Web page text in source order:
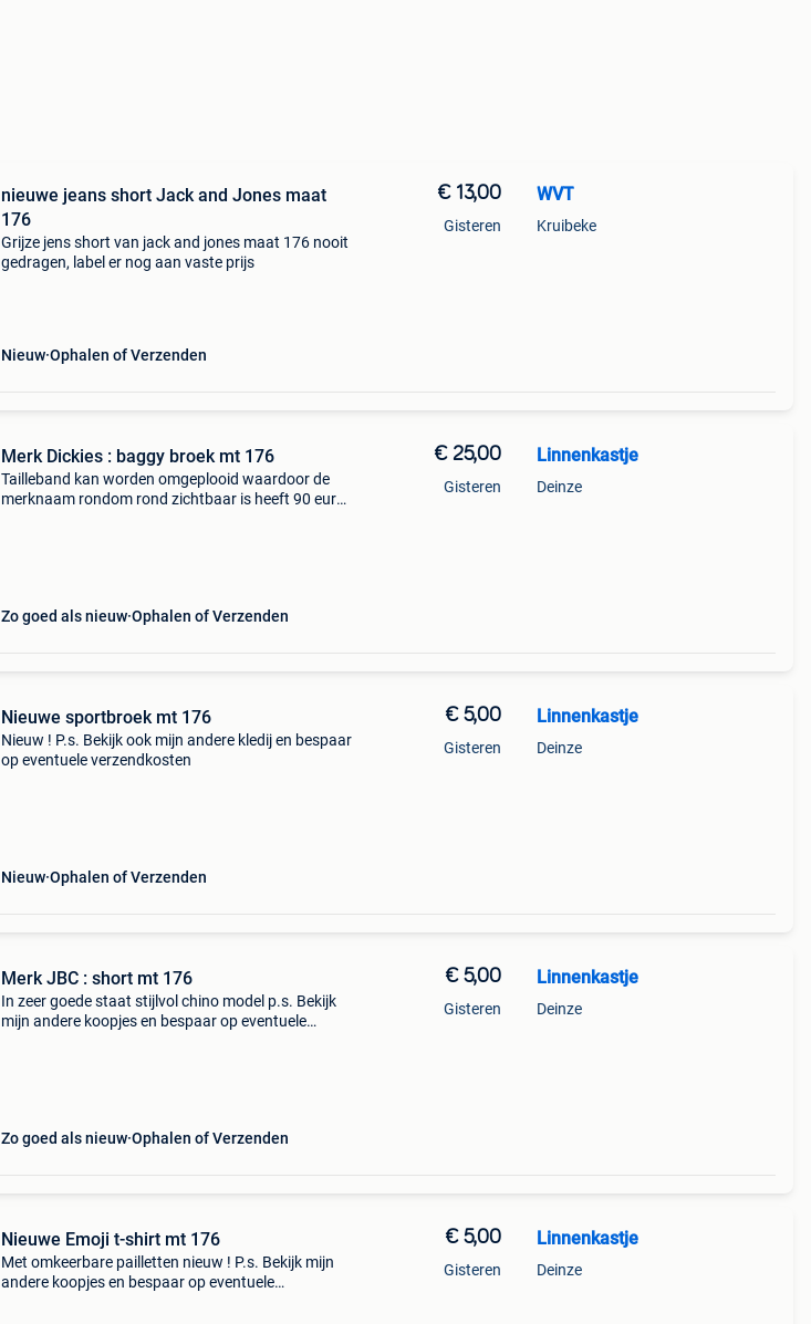
nieuwe jeans short Jack and Jones maat
176
Grijze jens short van jack and jones maat 176 nooit
gedragen, label er nog aan vaste prijs
Nieuw Ophalen of Verzenden
€ 13,00
Gisteren
WVT
Kruibeke
Merk Dickies : baggy broek mt 176
Tailleband kan worden omgeplooid waardoor de
merknaam rondom rond zichtbaar is heeft 90 euro
Zo goed als nieuw Ophalen of Verzenden
€ 25,00
Gisteren
Linnenkastje
Deinze
Nieuwe sportbroek mt 176
Nieuw ! P.s. Bekijk ook mijn andere kledij en bespaar
op eventuele verzendkosten
Nieuw Ophalen of Verzenden
€ 5,00
Gisteren
Linnenkastje
Deinze
Merk JBC : short mt 176
In zeer goede staat stijlvol chino model p.s. Bekijk
mijn andere koopjes en bespaar op eventuele
Zo goed als nieuw Ophalen of Verzenden
€ 5,00
Gisteren
Linnenkastje
Deinze
Nieuwe Emoji t-shirt mt 176
Met omkeerbare pailletten nieuw ! P.s. Bekijk mijn
andere koopjes en bespaar op eventuele
€ 5,00
Gisteren
Linnenkastje
Deinze